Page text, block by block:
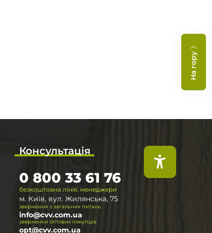
На гору
Консультація
безкоштовна лінія, менеджери
0 800 33 61 76
м. Київ, вул. Жилянська, 75
звернення з загальних питань
info@cvv.com.ua
звернення оптових покупців
opt@cvv.com.ua